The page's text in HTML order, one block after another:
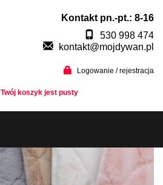
Kontakt pn.-pt.: 8-16
530 998 474
kontakt@mojdywan.pl
Logowanie / rejestracja
Twój koszyk jest pusty